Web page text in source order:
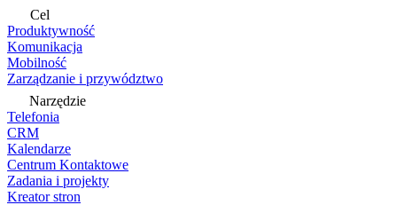
Cel
Produktywność
Komunikacja
Mobilność
Zarządzanie i przywództwo
Narzędzie
Telefonia
CRM
Kalendarze
Centrum Kontaktowe
Zadania i projekty
Kreator stron